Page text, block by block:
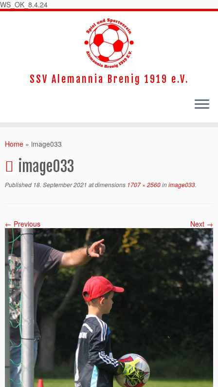
WS_OK_8.4.24
SSV Alemannia Brenig 1919 e.V.
Home » image033
image033
Published 18. September 2021 at dimensions 1707 × 2560inimage033.
← Previous Next →